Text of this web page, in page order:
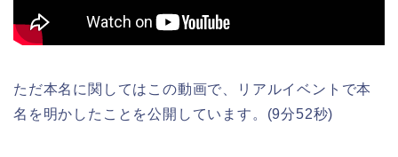
ただ本名に関してはこの動画で、リアルイベントで本
名を明かしたことを公開しています。(9分52秒)